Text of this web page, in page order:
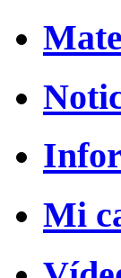
Mi